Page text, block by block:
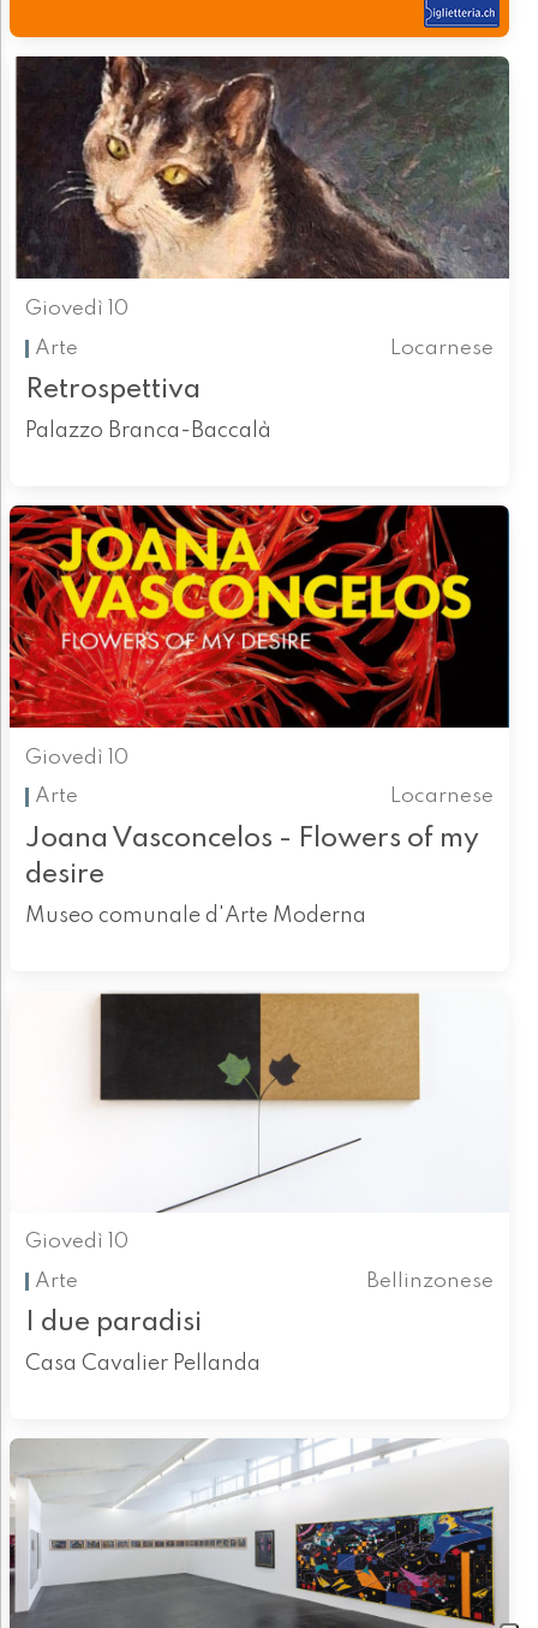
Giovedì 10
Arte
Locarnese
Retrospettiva
Palazzo Branca-Baccalà
Giovedì 10
Arte
Locarnese
Joana Vasconcelos - Flowers of my
desire
Museo comunale d'Arte Moderna
Giovedì 10
Arte
Bellinzonese
I due paradisi
Casa Cavalier Pellanda